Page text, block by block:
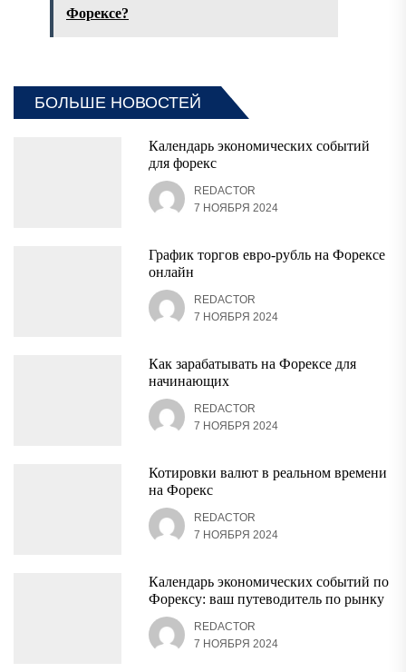
Форексе?
БОЛЬШЕ НОВОСТЕЙ
Календарь экономических событий
для форекс
REDACTOR
7 НОЯБРЯ 2024
График торгов евро-рубль на Форексе
онлайн
REDACTOR
7 НОЯБРЯ 2024
Как зарабатывать на Форексе для
начинающих
REDACTOR
7 НОЯБРЯ 2024
Котировки валют в реальном времени
на Форекс
REDACTOR
7 НОЯБРЯ 2024
Календарь экономических событий по
Форексу: ваш путеводитель по рынку
REDACTOR
7 НОЯБРЯ 2024